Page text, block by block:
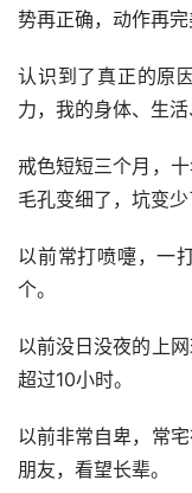
势再正确，动作再完
认识到了真正的原
力，我的身体、生活
戒色短短三个月，
毛孔变细了，坑变少
以前常打喷嚏，一
个。
以前没日没夜的上
超过10小时。
以前非常自卑，常
朋友，看望长辈。